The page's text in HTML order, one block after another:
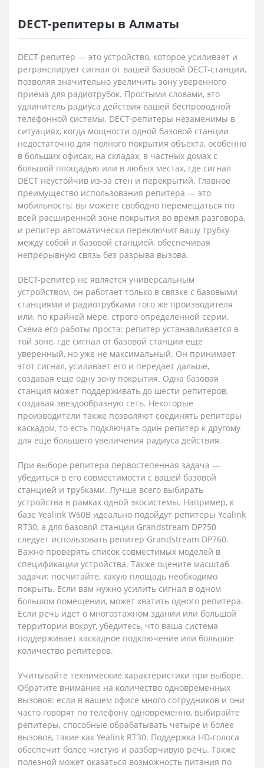
DECT-репитеры в Алматы
DECT-репитер — это устройство, которое усиливает и
ретранслирует сигнал от вашей базовой DECT-станции,
позволяя значительно увеличить зону уверенного
приема для радиотрубок. Простыми словами, это
удлинитель радиуса действия вашей беспроводной
телефонной системы. DECT-репитеры незаменимы в
ситуациях, когда мощности одной базовой станции
недостаточно для полного покрытия объекта, особенно
в больших офисах, на складах, в частных домах с
большой площадью или в любых местах, где сигнал
DECT неустойчив из-за стен и перекрытий. Главное
преимущество использования репитера — это
мобильность: вы можете свободно перемещаться по
всей расширенной зоне покрытия во время разговора,
и репитер автоматически переключит вашу трубку
между собой и базовой станцией, обеспечивая
непрерывную связь без разрыва вызова.
DECT-репитер не является универсальным
устройством, он работает только в связке с базовыми
станциями и радиотрубками того же производителя
или, по крайней мере, строго определенной серии.
Схема его работы проста: репитер устанавливается в
той зоне, где сигнал от базовой станции еще
уверенный, но уже не максимальный. Он принимает
этот сигнал, усиливает его и передает дальше,
создавая еще одну зону покрытия. Одна базовая
станция может поддерживать до шести репитеров,
создавая звездообразную сеть. Некоторые
производители также позволяют соединять репитеры
каскадом, то есть подключать один репитер к другому
для еще большего увеличения радиуса действия.
При выборе репитера первостепенная задача —
убедиться в его совместимости с вашей базовой
станцией и трубками. Лучше всего выбирать
устройства в рамках одной экосистемы. Например, к
базе Yealink W60B идеально подойдут репитеры Yealink
RT30, а для базовой станции Grandstream DP750
следует использовать репитер Grandstream DP760.
Важно проверять список совместимых моделей в
спецификации устройства. Также оцените масштаб
задачи: посчитайте, какую площадь необходимо
покрыть. Если вам нужно усилить сигнал в одном
большом помещении, может хватить одного репитера.
Если речь идет о многоэтажном здании или большой
территории вокруг, убедитесь, что ваша система
поддерживает каскадное подключение или большое
количество репитеров.
Учитывайте технические характеристики при выборе.
Обратите внимание на количество одновременных
вызовов: если в вашем офисе много сотрудников и они
часто говорят по телефону одновременно, выбирайте
репитеры, способные обрабатывать четыре и более
вызовов, такие как Yealink RT30. Поддержка HD-голоса
обеспечит более чистую и разборчивую речь. Также
полезной может оказаться возможность питания по